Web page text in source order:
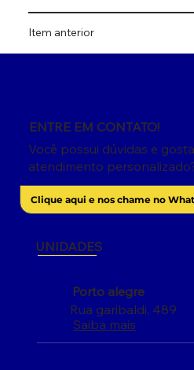
Item anterior
Você possui dúvidas e
atendimento
ENTRE EM CONTATO!
Clique aqui e nos chame no
UNIDADES
Porto alegre
Saiba mais
Rua garibaldi, 489